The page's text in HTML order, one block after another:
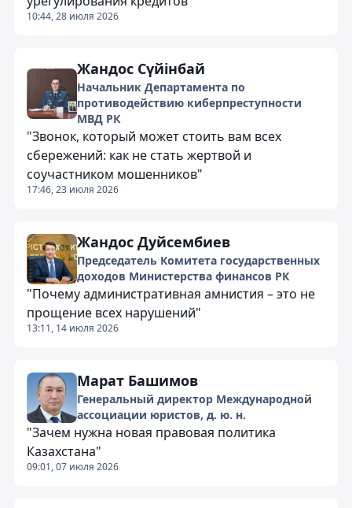
10:44, 28 июля 2026
Жандос Сүйінбай
Начальник Департамента по
противодействию киберпреступности
МВД РК
"Звонок, который может стоить вам всех
сбережений: как не стать жертвой и
соучастником мошенников"
17:46, 23 июля 2026
Жандос Дуйсембиев
Председатель Комитета государственных
доходов Министерства финансов РК
"Почему административная амнистия – это не
прощение всех нарушений"
13:11, 14 июля 2026
Марат Башимов
Генеральный директор Международной
ассоциации юристов, д. ю. н.
"Зачем нужна новая правовая политика
Казахстана"
09:01, 07 июля 2026